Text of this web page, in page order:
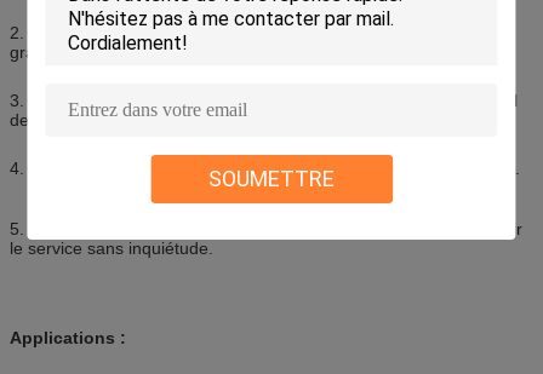
SOUMETTRE
2. la catégorie IP65, s'adaptent à l'environnement extérieur, à la
grande protection contre la poussière et à l'humidité.
3. Polychrome, la haute définition contribuent au grand effet visuel
des pictures&videos sur l'écran.
4. L'intense luminosité, maintiennent clair sous la lumière du soleil.
5. Nous avons équipe professionnelle et expérimentée pour fournir
le service sans inquiétude.
Applications :